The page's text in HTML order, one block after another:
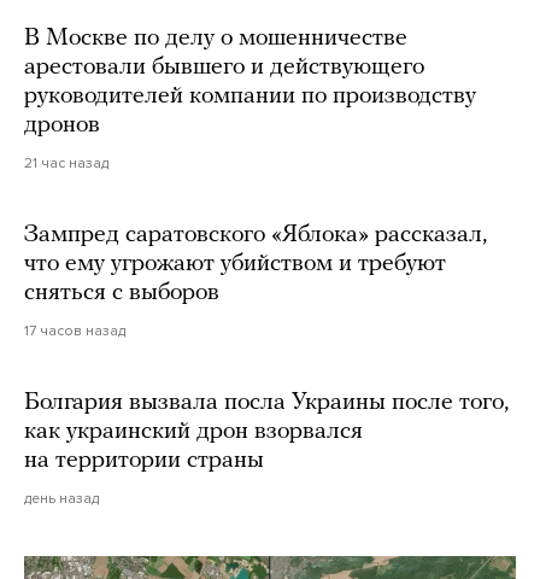
В Москве по делу о мошенничестве
арестовали бывшего и действующего
руководителей компании по производству
дронов
21 час назад
Зампред саратовского «Яблока» рассказал,
что ему угрожают убийством и требуют
сняться с выборов
17 часов назад
Болгария вызвала посла Украины после того,
как украинский дрон взорвался
на территории страны
день назад